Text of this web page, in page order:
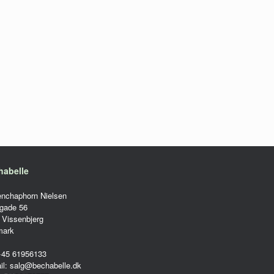
Nielsen
56
61956133
salg@bechabelle.dk